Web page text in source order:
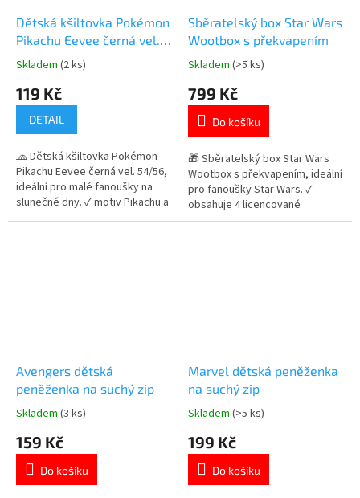
Dětská kšiltovka Pokémon
Pikachu Eevee černá vel.
54/56
Průměrné
produktu
5
hvězdiček.
Skladem (2 ks)
119 Kč
DETAIL
🧢 Dětská kšiltovka Pokémon
Pikachu Eevee černá vel. 54/56,
ideální pro malé fanoušky na
slunečné dny. ✓ motiv Pikachu a
Eevee ✓ prodyšný materiál a UV
Sběratelský box Star Wars
Wootbox s překvapením
Průměrné
produktu
5,0
5
hvězdiček.
Skladem (>5 ks)
799 Kč
Do košíku
🎁 Sběratelský box Star Wars
Wootbox s překvapením, ideální
pro fanoušky Star Wars. ✓
obsahuje 4 licencované
produkty ✓ hrnek, tričko,
Avengers dětská
peněženka na suchý zip
Průměrné
produktu
5,0
Skladem (3 ks)
159 Kč
Do košíku
Marvel dětská peněženka
na suchý zip
Průměrné
produktu
5,0
Skladem (>5 ks)
199 Kč
Do košíku